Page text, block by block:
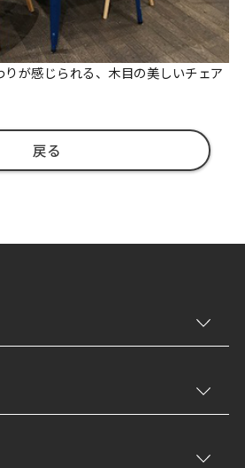
が感じられる、木目の美しいチェア
戻る